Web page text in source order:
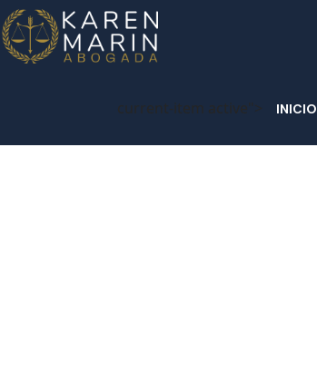
current-item active"> INICIO